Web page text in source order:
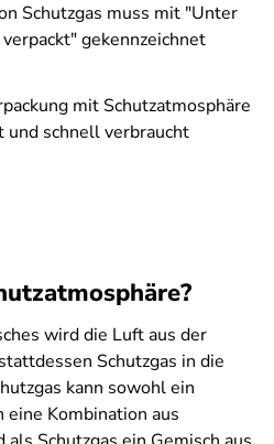
Schutzgas muss mit "Unter
gekennzeichnet
mit Schutzatmosphäre
und schnell verbraucht
wird die Luft aus der
Schutzgas in die
kann sowohl ein
eine Kombination aus